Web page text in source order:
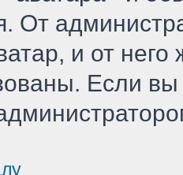
От
и от него
Если